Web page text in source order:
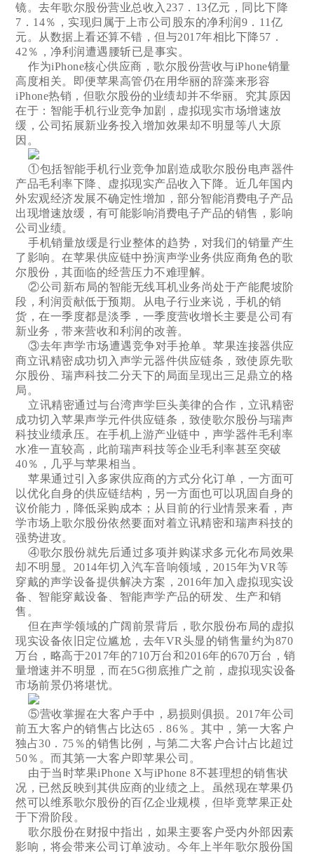
镜。去年歌尔股份营业总收入237．13亿元，同比下降
7．14％，实现归属于上市公司股东的净利润9．11亿
元。从数据上看还算不错，但与2017年相比下降57．
42％，净利润遭遇腰斩已是事实。
作为iPhone核心供应商，歌尔股份营收与iPhone销量
高度相关。即便苹果高管仍在用华丽的辞藻来形容
iPhone热销，但歌尔股份的业绩却并不华丽。究其原因
在于：智能手机行业竞争加剧，虚拟现实市场增速放
缓，公司拓展新业务投入增加效果却不明显等八大原
因。
①包括智能手机行业竞争加剧造成歌尔股份电声器件
产品毛利率下降、虚拟现实产品收入下降。近几年国内
外宏观经济发展不确定性增加，部分智能消费电子产品
出现增速放缓，有可能影响消费电子产品的销售，影响
公司业绩。
手机销量放缓是行业整体的趋势，对我们的销量产生
了影响。在苹果供应链中扮演声学业务供应商角色的歌
尔股份，其面临的经营压力不难理解。
②公司新布局的智能无线耳机业务尚处于产能爬坡阶
段，利润贡献低于预期。从电子行业来说，手机的销
货，在一季度都是淡季，一季度营收增长主要是公司有
新业务，带来营收和利润的改善。
③去年声学市场遭遇竞争对手抢单。苹果连接器供应
商立讯精密成功切入声学元器件供应链条，致使原先歌
尔股份、瑞声科技二分天下的局面呈现出三足鼎立的格
局。
立讯精密通过与台湾声学巨头美律的合作，立讯精密
成功切入苹果声学元件供应链条，致使歌尔股份与瑞声
科技业绩承压。在手机上游产业链中，声学器件毛利率
水准一直较高，此前瑞声科技等企业毛利率甚至突破
40％，几乎与苹果相当。
苹果通过引入多家供应商的方式分化订单，一方面可
以优化自身的供应链结构，另一方面也可以巩固自身的
议价能力，降低采购成本；从目前的行业情景来看，声
学市场上歌尔股份依然要面对着立讯精密和瑞声科技的
强势进攻。
④歌尔股份就先后通过多项并购谋求多元化布局效果
却不明显。2014年切入汽车音响领域，2015年为VR等
穿戴的声学设备提供解决方案，2016年加入虚拟现实设
备、智能穿戴设备、智能声学产品的研发、生产和销
售。
但在声学领域的广阔前景背后，歌尔股份布局的虚拟
现实设备依旧定位尴尬，去年VR头显的销售量约为870
万台，略高于2017年的710万台和2016年的670万台，销
量增速并不明显，而在5G彻底推广之前，虚拟现实设备
市场前景仍将堪忧。
⑤营收掌握在大客户手中，易损则俱损。2017年公司
前五大客户的销售占比达65．86％。其中，第一大客户
独占30．75％的销售比例，与第二大客户合计占比超过
50％。而其第一大客户即苹果公司。
由于当时苹果iPhone X与iPhone 8不甚理想的销售状
况，已然反映到其供应商的业绩之上。虽然现在苹果仍
然可以维系歌尔股份的百亿企业规模，但毕竟苹果正处
于下滑阶段。
歌尔股份在财报中指出，如果主要客户受内外部因素
影响，将会带来公司订单波动。今年上半年歌尔股份国